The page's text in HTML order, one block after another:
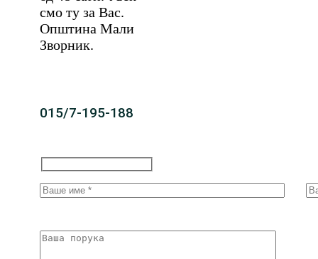
смо ту за Вас.
Општина Мали
Зворник.
015/7-195-188